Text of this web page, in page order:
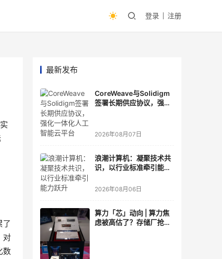
登录 注册
了
对
数
最新发布
CoreWeave与Solidigm
签署长期供应协议，强化
2026年08月07日
浪潮计算机：凝聚技术共
识，以行业标准牵引能力
2026年08月06日
算力「芯」动向 | 算力焦
虑被高估了？存储厂抢了